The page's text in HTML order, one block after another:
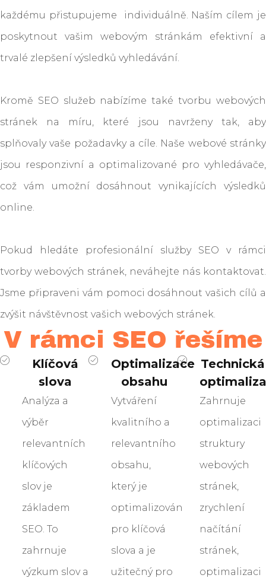
každému přistupujeme individuálně. Naším cílem je
poskytnout vašim webovým stránkám efektivní a
trvalé zlepšení výsledků vyhledávání.
Kromě SEO služeb nabízíme také tvorbu webových
stránek na míru, které jsou navrženy tak, aby
splňovaly vaše požadavky a cíle. Naše webové stránky
jsou responzivní a optimalizované pro vyhledávače,
což vám umožní dosáhnout vynikajících výsledků
online.
Pokud hledáte profesionální služby SEO v rámci
tvorby webových stránek, neváhejte nás kontaktovat.
Jsme připraveni vám pomoci dosáhnout vašich cílů a
zvýšit návštěvnost vašich webových stránek.
V rámci SEO řešíme
Klíčová
slova
Analýza a
výběr
relevantních
klíčových
slov je
základem
SEO. To
zahrnuje
výzkum slov a
Optimalizace
obsahu
Vytváření
kvalitního a
relevantního
obsahu,
který je
optimalizován
pro klíčová
slova a je
užitečný pro
Technická
Zahrnuje
optimalizaci
struktury
webových
stránek,
zrychlení
načítání
stránek,
optimalizaci